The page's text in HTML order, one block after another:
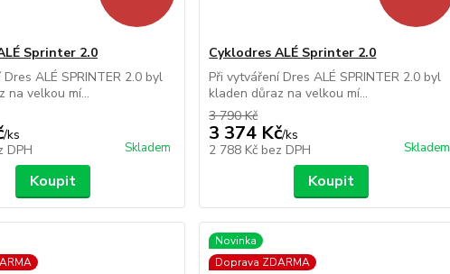
Sprinter 2.0
ALÉ SPRINTER 2.0 byl
na velkou mí...
/ks
DPH Skladem
Koupit
Cyklodres ALÉ Sprinter 2.0
Při vytváření Dres ALÉ SPRINTER 2.0 byl
kladen důraz na velkou mí...
3 790 Kč
3 374 Kč/ks
2 788 Kč bez DPH Skladem
Koupit
Novinka
Doprava ZDARMA